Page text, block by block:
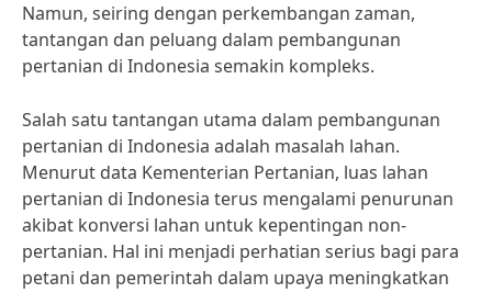
Namun, seiring dengan perkembangan zaman,
tantangan dan peluang dalam pembangunan
pertanian di Indonesia semakin kompleks.
Salah satu tantangan utama dalam pembangunan
pertanian di Indonesia adalah masalah lahan.
Menurut data Kementerian Pertanian, luas lahan
pertanian di Indonesia terus mengalami penurunan
akibat konversi lahan untuk kepentingan non-
pertanian. Hal ini menjadi perhatian serius bagi para
petani dan pemerintah dalam upaya meningkatkan